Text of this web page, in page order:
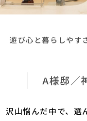
遊び心と暮らしやす
A様邸／
沢山悩んだ中で、選